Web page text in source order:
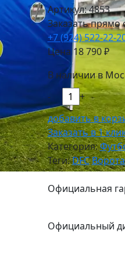
Артикул: 4853
Заказать прямо
+7 (924) 522-22-
Цена 18 790₽
В наличии в
-
+
добавить в
Заказать в 1
Категория:
Теги:DFC
Официальная
Официальный